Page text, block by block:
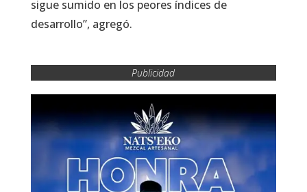
sigue sumido en los peores índices de
desarrollo”, agregó.
Publicidad